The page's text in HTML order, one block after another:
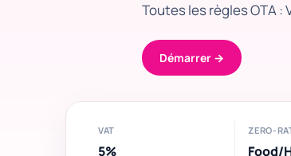
Toutes les règles OTA :
Démarrer →
VAT
5%
ZERO-
Food/